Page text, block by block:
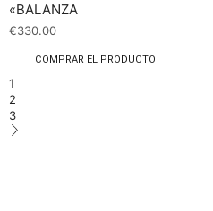
«BALANZA
€330.00
COMPRAR EL PRODUCTO
1
2
3